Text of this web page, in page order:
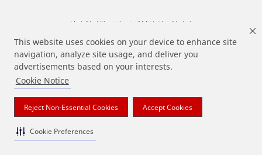
This website uses cookies on your device to enhance site
navigation, analyze site usage, and deliver you
advertisements based on your interests.
Cookie Notice
Reject Non-Essential Cookies Accept Cookies
Cookie Preferences
상기 열거된 브랜드는 3M의 상표입니다.